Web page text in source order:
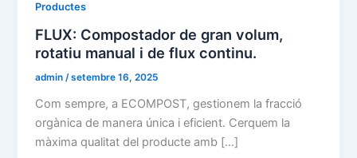
Productes
FLUX: Compostador de gran volum,
rotatiu manual i de flux continu.
admin /setembre 16, 2025
Com sempre, a ECOMPOST, gestionem la fracció
orgànica de manera única i eficient. Cerquem la
màxima qualitat del producte amb […]